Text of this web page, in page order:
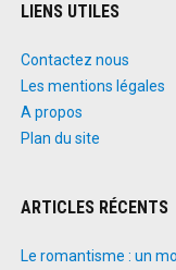
LIENS UTILES
Contactez nous
Les mentions légales
A propos
Plan du site
ARTICLES RÉCENTS
Le romantisme : un